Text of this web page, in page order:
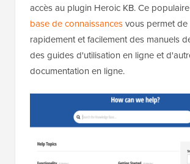
accès au plugin Heroic KB. Ce populaire
base de connaissancesvous permet de
rapidement et facilement des manuels
des guides d'utilisation en ligne et
documentation en ligne.